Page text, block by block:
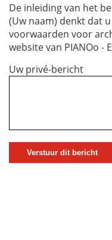
De inleiding van het
(Uw naam) denkt dat
voorwaarden voor
website van PIANOo -
Uw privé-bericht